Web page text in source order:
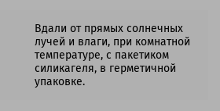
Вдали от прямых солнечных
лучей и влаги, при комнатной
температуре, с пакетиком
силикагеля, в герметичной
упаковке.